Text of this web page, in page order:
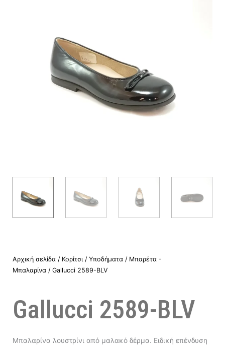
Αρχική σελίδα / Κορίτσι / Υποδήματα / Μπαρέτα -
Μπαλαρίνα / Gallucci 2589-BLV
Gallucci 2589-BLV
Μπαλαρίνα λουστρίνι από μαλακό δέρμα. Ειδική επένδυση